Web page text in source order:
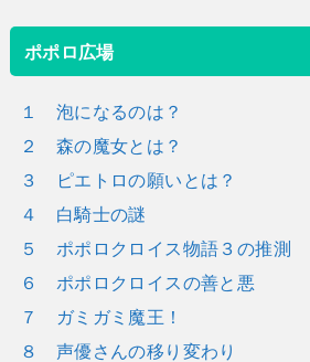
ポポロ広場
１ 泡になるのは？
２ 森の魔女とは？
３ ピエトロの願いとは？
４ 白騎士の謎
５ ポポロクロイス物語３の推測
６ ポポロクロイスの善と悪
７ ガミガミ魔王！
８ 声優さんの移り変わり